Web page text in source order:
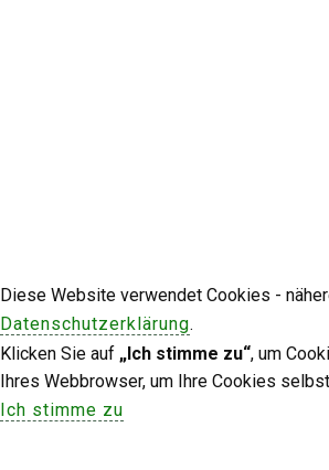
Diese Website verwendet Cookies -
Datenschutzerklärung.
Klicken Sie auf „Ich stimme zu“, um
Ihres Webbrowser, um Ihre Cookies
Ich stimme zu